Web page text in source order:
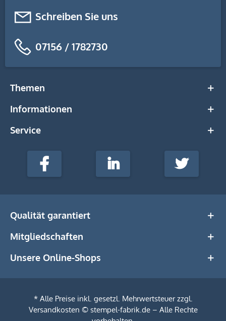
Schreiben Sie uns
07156 / 1782730
Themen
Informationen
Service
stempel-
Media
Facebook LinkedIn Twitter
Qualität garantiert
Mitgliedschaften
Unsere Online-Shops
* Alle Preise inkl. gesetzl. Mehrwertsteuer zzgl.
Versandkosten © stempel-fabrik.de – Alle Rechte